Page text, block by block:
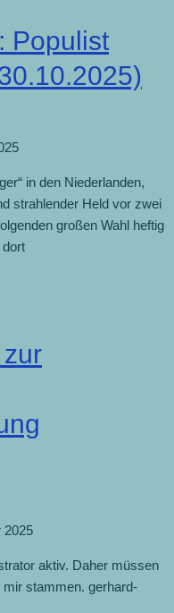
Populist
in den Niederlanden,
strahlender Held vor zwei
großen Wahl heftig
dort
2025
aktiv. Daher müssen
stammen. gerhard-